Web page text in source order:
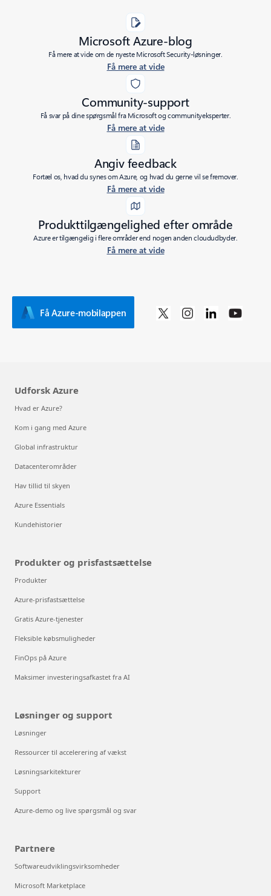
Microsoft Azure-blog
Få mere at vide om de nyeste Microsoft Security-løsninger.
Få mere at vide
Community-support
Få svar på dine spørgsmål fra Microsoft og communityeksperter.
Få mere at vide
Angiv feedback
Fortæl os, hvad du synes om Azure, og hvad du gerne vil se fremover.
Få mere at vide
Produkttilgængelighed efter område
Azure er tilgængelig i flere områder end nogen anden cloududbyder.
Få mere at vide
Få Azure-mobilappen
Udforsk Azure
Hvad er Azure?
Kom i gang med Azure
Global infrastruktur
Datacenterområder
Hav tillid til skyen
Azure Essentials
Kundehistorier
Produkter og prisfastsættelse
Produkter
Azure-prisfastsættelse
Gratis Azure-tjenester
Fleksible købsmuligheder
FinOps på Azure
Maksimer investeringsafkastet fra AI
Løsninger og support
Løsninger
Ressourcer til accelerering af vækst
Løsningsarkitekturer
Support
Azure-demo og live spørgsmål og svar
Partnere
Softwareudviklingsvirksomheder
Microsoft Marketplace